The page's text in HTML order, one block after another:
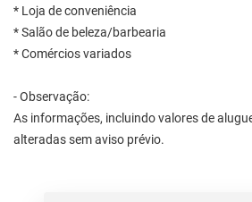
* Loja de conveniência
* Salão de beleza/barbearia
* Comércios variados
- Observação:
As informações, incluindo valores de
alteradas sem aviso prévio.